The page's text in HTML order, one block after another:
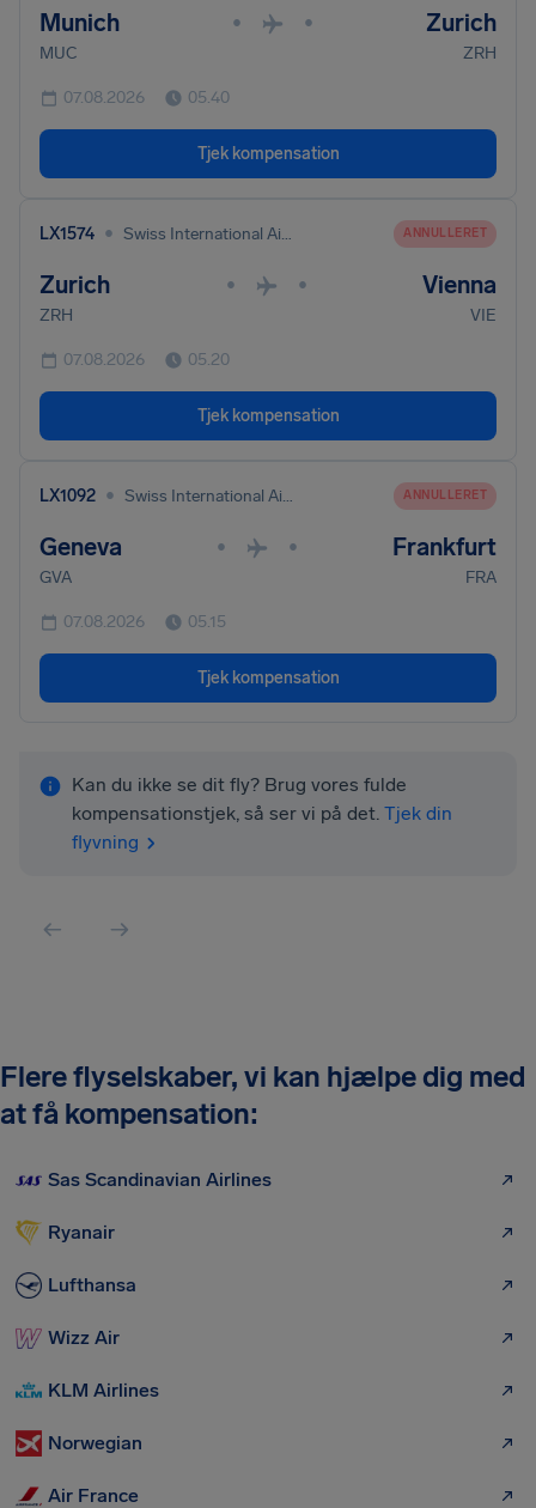
Munich • • Zurich
MUC ZRH
07.08.2026 05.40
Tjek kompensation
LX1574 • Swiss International Air Lines ANNULLERET
Zurich • • Vienna
ZRH VIE
07.08.2026 05.20
Tjek kompensation
LX1092 • Swiss International Air Lines ANNULLERET
Geneva • • Frankfurt
GVA FRA
07.08.2026 05.15
Tjek kompensation
Kan du ikke se dit fly? Brug vores fulde
kompensationstjek, så ser vi på det. Tjek din
flyvning
Flere flyselskaber, vi kan hjælpe dig med
at få kompensation:
Sas Scandinavian Airlines
Ryanair
Lufthansa
Wizz Air
KLM Airlines
Norwegian
Air France